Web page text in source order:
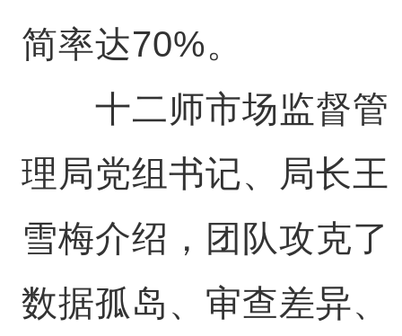
简率达70%。
十二师市场监督管
理局党组书记、局长王
雪梅介绍，团队攻克了
数据孤岛、审查差异、